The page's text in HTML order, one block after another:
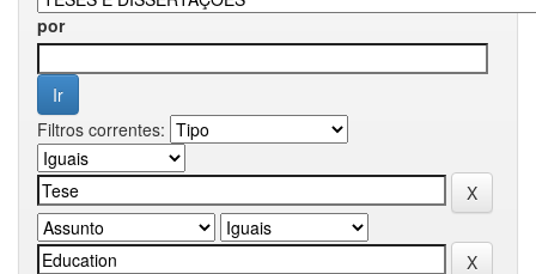
por
Filtros correntes: